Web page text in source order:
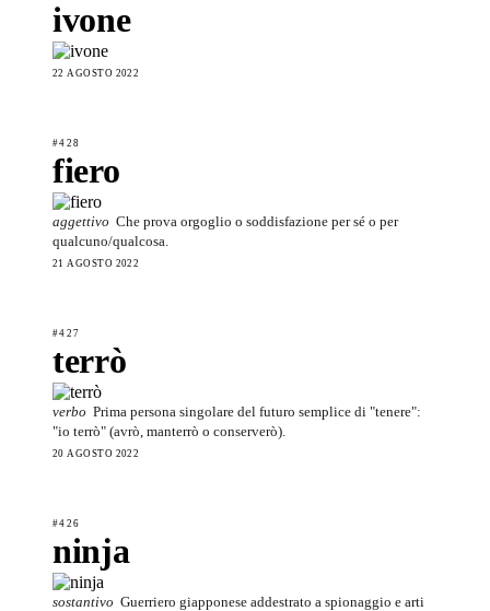
ivone
22 AGOSTO 2022
#428
fiero
aggettivo Che prova orgoglio o soddisfazione per sé o per
qualcuno/qualcosa.
21 AGOSTO 2022
#427
terrò
verbo Prima persona singolare del futuro semplice di "tenere":
"io terrò" (avrò, manterrò o conserverò).
20 AGOSTO 2022
#426
ninja
sostantivo Guerriero giapponese addestrato a spionaggio e arti